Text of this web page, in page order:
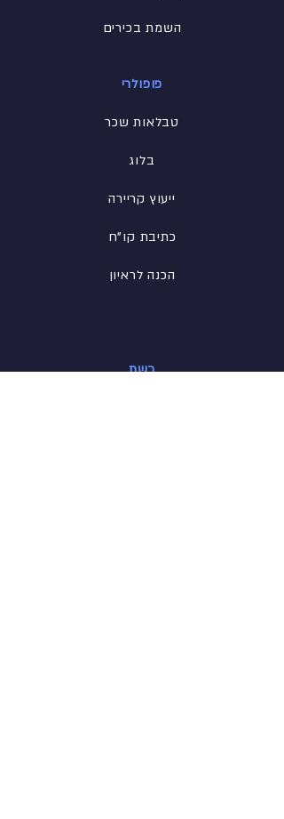
השמת בכירים
פופולרי
טבלאות שכר
בלוג
ייעוץ קריירה
כתיבת קו"ח
הכנה לראיון
רשת